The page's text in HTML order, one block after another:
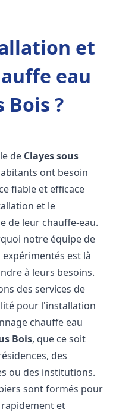
et
eau
Bois ?
de Clayes sous
ont besoin
fiable et efficace
et le
de leur chauffe-eau.
notre équipe de
est là
à leurs besoins.
des services de
pour l'installation
chauffe eau
Bois, que ce soit
des
ou des institutions.
sont formés pour
et